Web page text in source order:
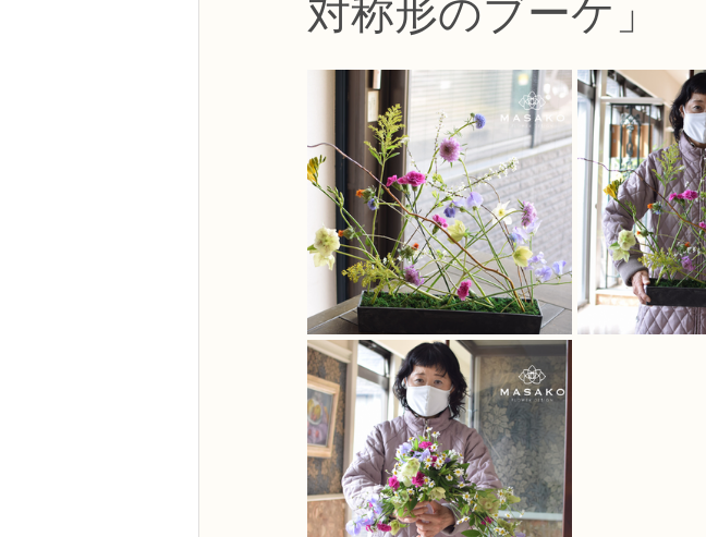
NFDフラワーデザイナー資格検定3級コース フラワー装飾技能検定
フラワー装飾技能検定3級 趣味で楽しむフラワーレッスン
NFDディプロマアーティフィシャルコース NFDディプロマウエデ
NFDディプロマインドアガーデニングコース NFDベーシックマス
教室からのお知らせ
対称形のブーケ」